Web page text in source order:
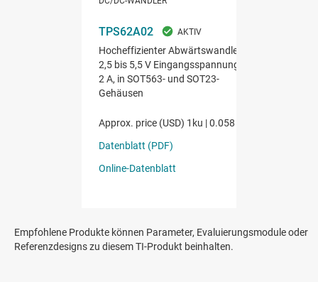
Empfohlene Produkte können Parameter, Evaluierungsmodule oder
Referenzdesigns zu diesem TI-Produkt beinhalten.